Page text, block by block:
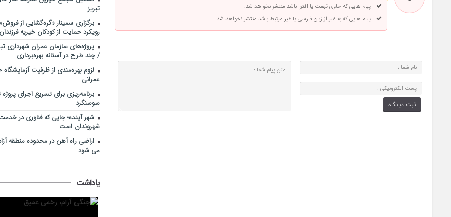
پیام هایی که حاوی تهمت یا افترا باشد منتشر نخواهد شد.
پیام هایی که به غیر از زبان فارسی یا غیر مرتبط باشد منتشر نخواهد شد.
تبریز
برگزاری سمینار «گره‌گشایی از فروش»
رویکرد حمایت از کودکان خیریه
پروژه‌های سازمان عمران شهرداری
/ چند طرح در آستانه بهره‌برداری
لزوم بهره‌مندی از ظرفیت
عمرانی
برنامه‌ریزی برای تسریع اجرای
سوسنگرد
شهر آینده؛ جایی که فناوری در
شهروندان است
اراضی راه آهن در محدوده منطقه
می شود
یاداشت